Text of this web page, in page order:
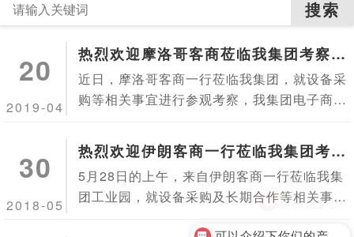
20
2019-04
热烈欢迎摩洛哥客商莅临我集团考察采
购
近日，摩洛哥客商一行莅临我集团，就设备采
购等相关事宜进行参观考察，我集团电子商务
行。此次来访的摩洛哥客商是我集团的老客
户，去年订购了调度绞车等设备，对我集团过
硬的...
30
2018-05
热烈欢迎伊朗客商一行莅临我集团考察
采购
5月28日的上午，来自伊朗客商一行莅临我集
团工业园，就设备采购及长期合作等相关事宜
价格是多少